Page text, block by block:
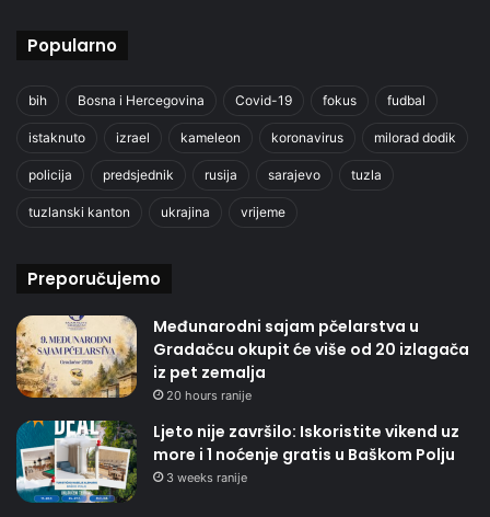
Popularno
bih Bosna i Hercegovina Covid-19 fokus fudbal
istaknuto izrael kameleon koronavirus milorad dodik
policija predsjednik rusija sarajevo tuzla
tuzlanski kanton ukrajina vrijeme
Preporučujemo
Međunarodni sajam pčelarstva u
Gradačcu okupit će više od 20 izlagača
iz pet zemalja
20 hours ranije
Ljeto nije završilo: Iskoristite vikend uz
more i 1 noćenje gratis u Baškom Polju
3 weeks ranije